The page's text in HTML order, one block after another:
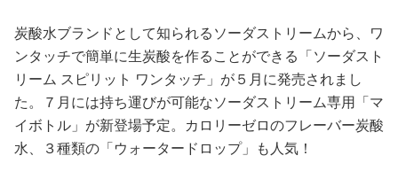
ファッション
恋愛/結婚/離婚
美容/健康
炭酸水ブランドとして知られるソーダストリームから、ワ
ンタッチで簡単に生炭酸を作ることができる「ソーダスト
リーム スピリット ワンタッチ」が５月に発売されまし
た。７月には持ち運びが可能なソーダストリーム専用「マ
イボトル」が新登場予定。カロリーゼロのフレーバー炭酸
水、３種類の「ウォータードロップ」も人気！